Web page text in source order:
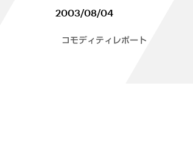
2003/08/04
コモディティレポート